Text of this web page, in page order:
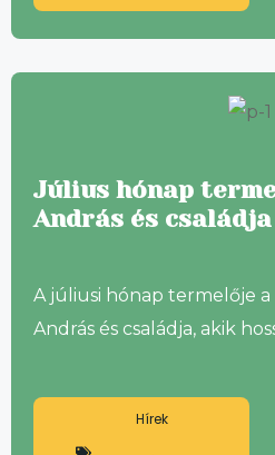
Július hónap
András és családja
A júliusi hónap termelője a
András és családja, akik
Hírek